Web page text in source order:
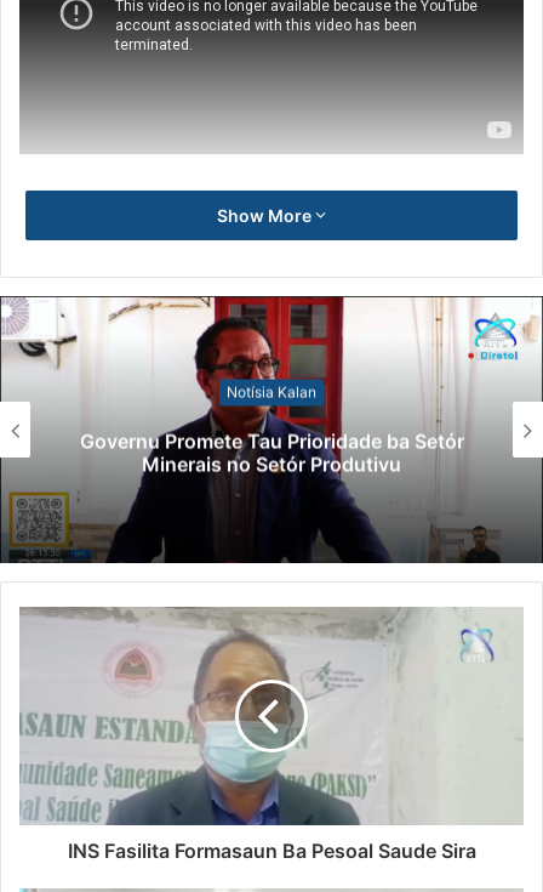
Show More
Notísia Kalan
Governu Promete Tau Prioridade ba Setór
Minerais no Setór Produtivu
INS Fasilita Formasaun Ba Pesoal Saude Sira